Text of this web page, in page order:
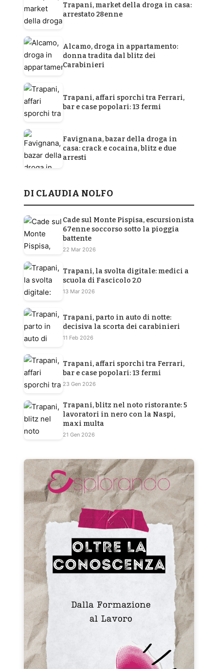
Trapani, market della droga in casa:
arrestato 28enne
Alcamo, droga in appartamento:
donna tradita dal blitz dei
Carabinieri
Trapani, affari sporchi tra Ferrari,
bar e case popolari: 13 fermi
Favignana, bazar della droga in
casa: crack e cocaina, blitz e due
arresti
DI CLAUDIA NOLFO
Cade sul Monte Pispisa, escursionista
67enne soccorso sotto la pioggia
battente
22 Mar 2026
Trapani, la svolta digitale: medici a
scuola di Fascicolo 2.0
13 Mar 2026
Trapani, parto in auto di notte:
decisiva la scorta dei carabinieri
11 Feb 2026
Trapani, affari sporchi tra Ferrari,
bar e case popolari: 13 fermi
23 Gen 2026
Trapani, blitz nel noto ristorante: 5
lavoratori in nero con la Naspi,
maxi multa
21 Gen 2026